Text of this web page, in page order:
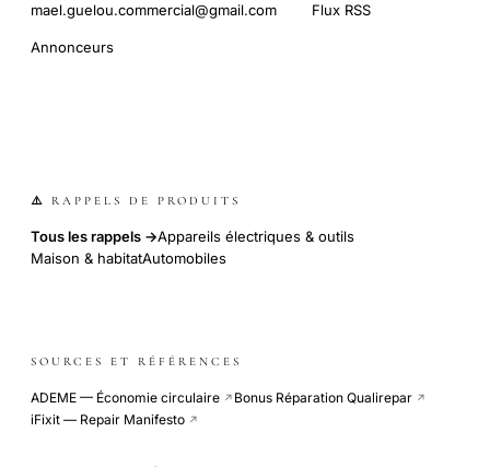
mael.guelou.commercial@gmail.com
Annonceurs
Flux RSS
⚠️ RAPPELS DE PRODUITS
Tous les rappels →Appareils électriques & outils
Maison & habitatAutomobiles
SOURCES ET RÉFÉRENCES
ADEME — Économie circulaire ↗ Bonus Réparation Qualirepar ↗
iFixit — Repair Manifesto ↗